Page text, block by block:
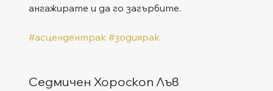
ангажирате и да го загърбите.
#асцендентрак #зодиярак
Седмичен Хороскоп Лъв